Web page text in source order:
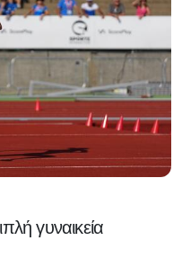
γυναικεία